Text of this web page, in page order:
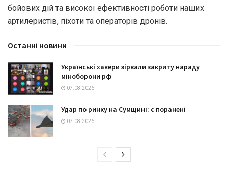
бойових дій та високої ефективності роботи наших
артилеристів, піхоти та операторів дронів.
Останні новини
Українські хакери зірвали закриту нараду
міноборони рф
07.08.2026
Удар по ринку на Сумщині: є поранені
07.08.2026